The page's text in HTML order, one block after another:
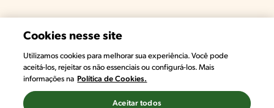
Cookies nesse site
Utilizamos cookies para melhorar sua experiência. Você pode
aceitá-los, rejeitar os não essenciais ou configurá-los. Mais
informações na Política de Cookies.
Aceitar todos